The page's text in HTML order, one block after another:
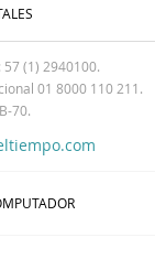
(1) 2940100.
01 8000 110 211.
70.